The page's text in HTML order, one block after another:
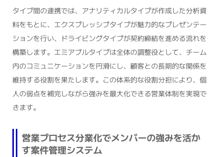
タイプ間の連携では、アナリティカルタイプが作成した分析資
料をもとに、エクスプレッシブタイプが魅力的なプレゼンテー
ションを行い、ドライビングタイプが契約締結を進める流れを
構築します。エミアブルタイプは全体の調整役として、チーム
内のコミュニケーションを円滑にし、顧客との長期的な関係を
維持する役割を果たします。この体系的な役割分担により、個
人の弱点を補完しながら強みを最大化できる営業体制を実現で
きます。
営業プロセス分業化でメンバーの強みを活か
す案件管理システム